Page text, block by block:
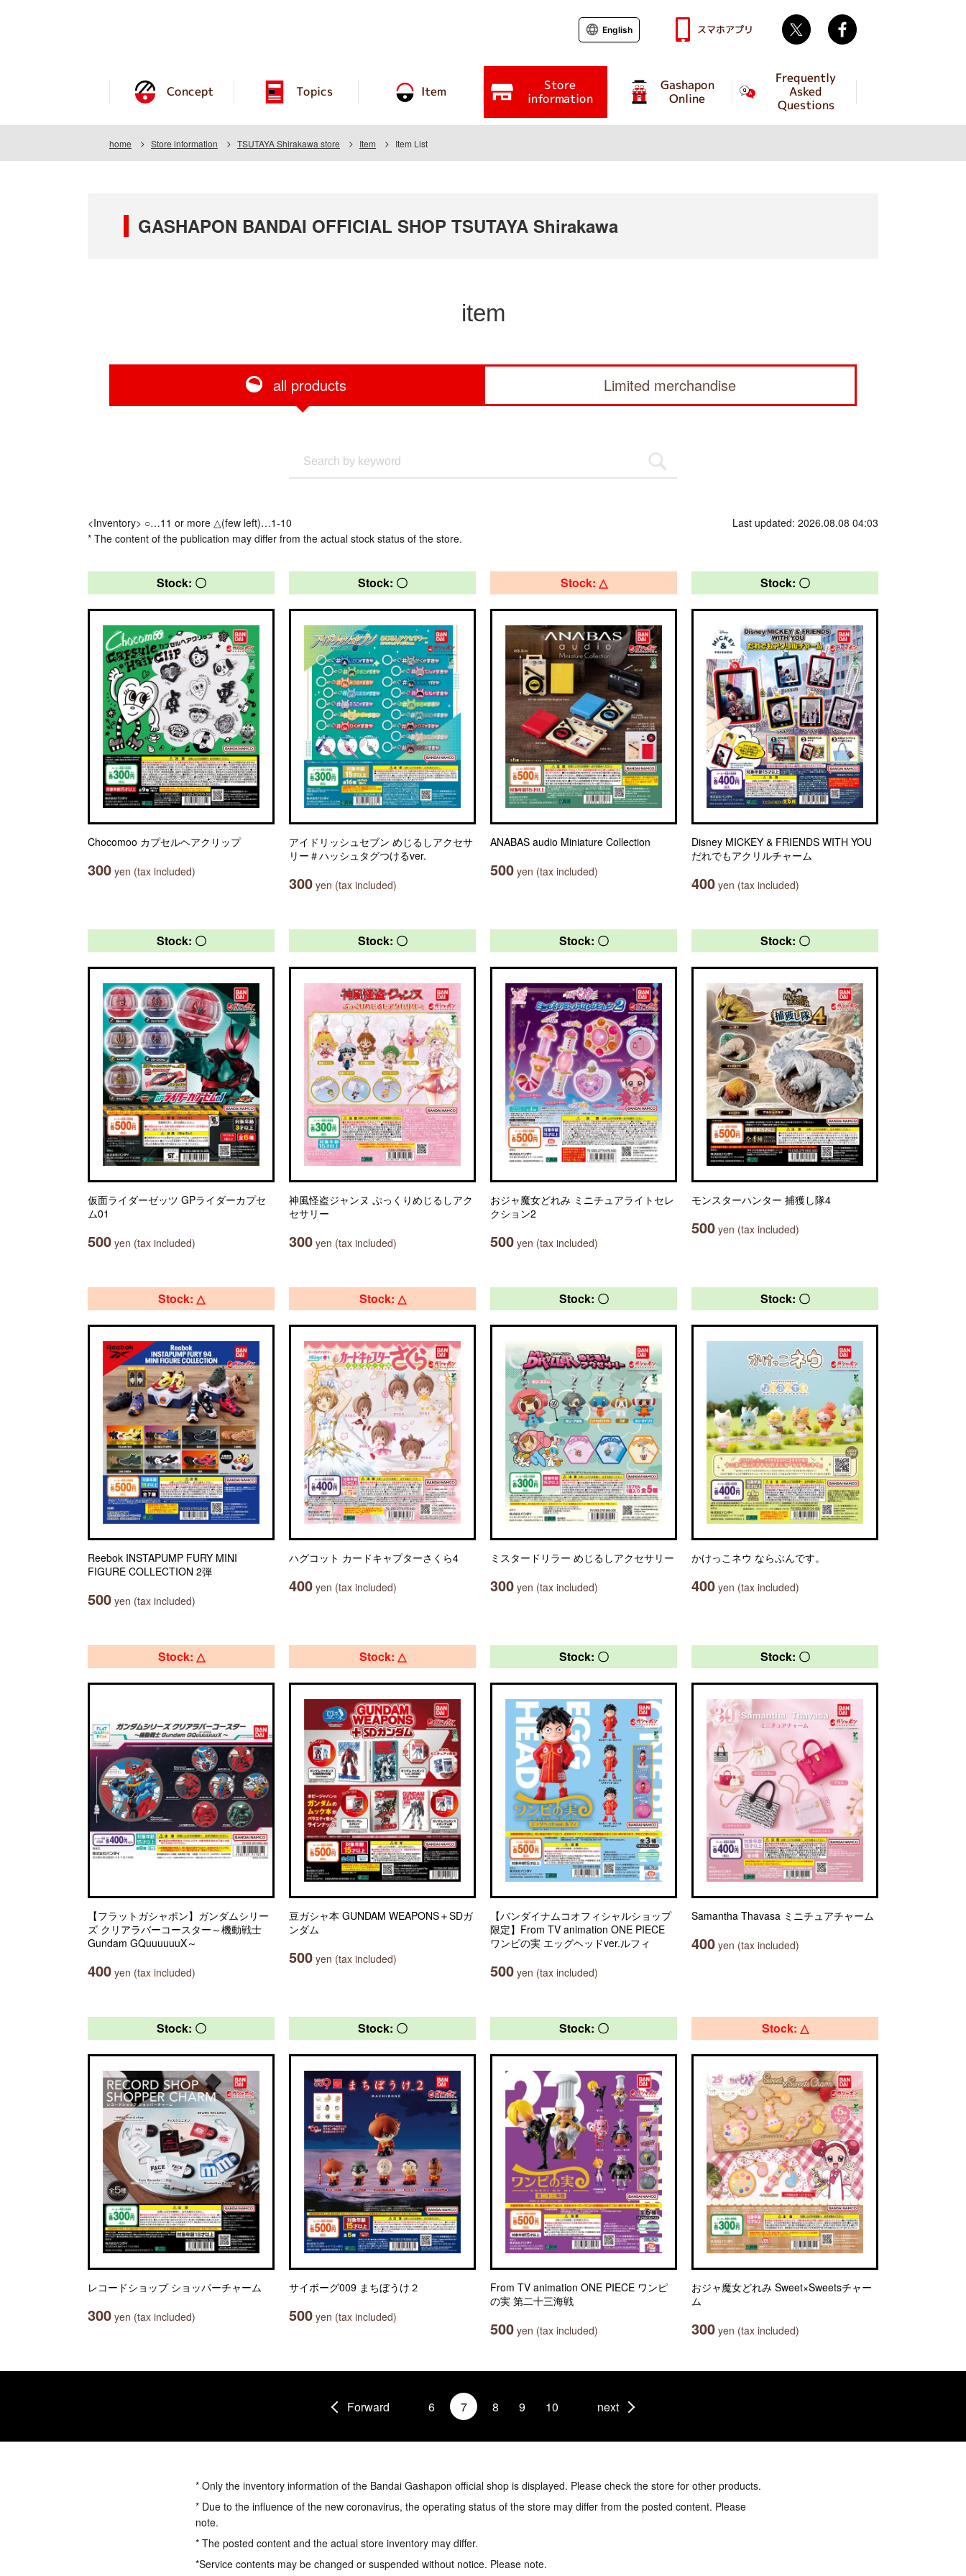
Concept Topics Item Store
information
Gashapon
Online
Frequently
Asked
Questions
English スマホアプリ Twitter
home Store information TSUTAYA Shirakawa store Item Item List
GASHAPON BANDAI OFFICIAL SHOP TSUTAYA Shirakawa
item
all products Limited merchandise
<Inventory> ○…11 or more △(few left)…1-10
* The content of the publication may differ from the actual stock status of the store.
Last updated: 2026.08.08 04:03
Stock: 〇
Chocomoo カプセルヘアクリップ
300 yen (tax included)
Stock: 〇
アイドリッシュセブン めじるしアクセサ
リー＃ハッシュタグつけるver.
300 yen (tax included)
Stock: △
ANABAS audio Miniature Collection
500 yen (tax included)
Stock: 〇
Disney MICKEY & FRIENDS WITH YOU
だれでもアクリルチャーム
400 yen (tax included)
Stock: 〇
仮面ライダーゼッツ GPライダーカプセ
ム01
500 yen (tax included)
Stock: 〇
神風怪盗ジャンヌ ぷっくりめじるしアク
セサリー
300 yen (tax included)
Stock: 〇
おジャ魔女どれみ ミニチュアライトセレ
クション2
500 yen (tax included)
Stock: 〇
モンスターハンター 捕獲し隊4
500 yen (tax included)
Stock: △
Reebok INSTAPUMP FURY MINI
FIGURE COLLECTION 2弾
500 yen (tax included)
Stock: △
ハグコット カードキャプターさくら4
400 yen (tax included)
Stock: 〇
ミスタードリラー めじるしアクセサリー
300 yen (tax included)
Stock: 〇
かけっこネウ ならぶんです。
400 yen (tax included)
Stock: △
【フラットガシャポン】ガンダムシリー
ズ クリアラバーコースター～機動戦士
Gundam GQuuuuuuX～
400 yen (tax included)
Stock: △
豆ガシャ本 GUNDAM WEAPONS＋SDガ
ンダム
500 yen (tax included)
Stock: 〇
【バンダイナムコオフィシャルショップ
限定】From TV animation ONE PIECE
ワンピの実 エッグヘッドver.ルフィ
500 yen (tax included)
Stock: 〇
Samantha Thavasa ミニチュアチャーム
400 yen (tax included)
Stock: 〇
レコードショップ ショッパーチャーム
300 yen (tax included)
Stock: 〇
サイボーグ009 まちぼうけ２
500 yen (tax included)
Stock: 〇
From TV animation ONE PIECE ワンピ
の実 第二十三海戦
500 yen (tax included)
Stock: △
おジャ魔女どれみ Sweet×Sweetsチャー
ム
300 yen (tax included)
Forward 6 7 8 9 10 next
* Only the inventory information of the Bandai Gashapon official shop is displayed. Please check the store for other products.
* Due to the influence of the new coronavirus, the operating status of the store may differ from the posted content. Please
note.
* The posted content and the actual store inventory may differ.
*Service contents may be changed or suspended without notice. Please note.